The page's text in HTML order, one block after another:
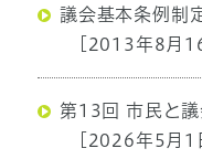
議会基本条例制
[2013年8月
第13回 市民と
[2026年5月1